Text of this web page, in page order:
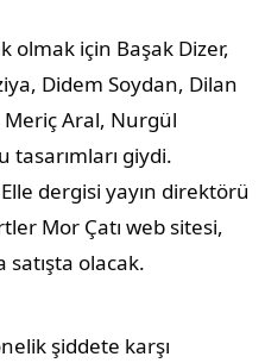
olmak için Başak Dizer,
Didem Soydan, Dilan
Meriç Aral, Nurgül
tasarımları giydi.
dergisi yayın direktörü
Mor Çatı web sitesi,
satışta olacak.
şiddete karşı